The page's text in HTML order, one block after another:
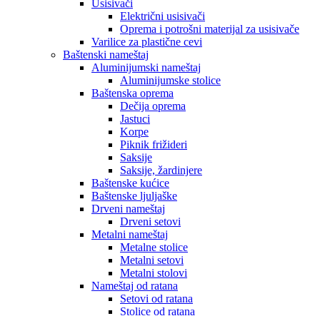
Usisivači
Električni usisivači
Oprema i potrošni materijal za usisivače
Varilice za plastične cevi
Baštenski nameštaj
Aluminijumski nameštaj
Aluminijumske stolice
Baštenska oprema
Dečija oprema
Jastuci
Korpe
Piknik frižideri
Saksije
Saksije, žardinjere
Baštenske kućice
Baštenske ljuljaške
Drveni nameštaj
Drveni setovi
Metalni nameštaj
Metalne stolice
Metalni setovi
Metalni stolovi
Nameštaj od ratana
Setovi od ratana
Stolice od ratana